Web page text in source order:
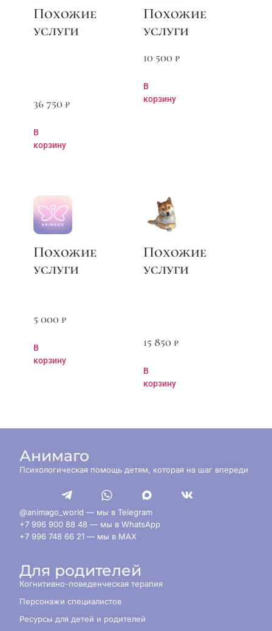
36 750 ₽
В
корзину
10 500 ₽
В
корзину
5 000 ₽
В
корзину
15 850 ₽
В
корзину
Анимаго
Психологическая помощь детям, которая на шаг впереди
@animago_world — мы в Telegram
+7 996 900 88 48 — мы в WhatsApp
+7 996 748 66 21 — мы в MAX
Для родителей
Когнитивно-поведенческая терапия
Персонажи специалистов
Ресурсы для детей и родителей